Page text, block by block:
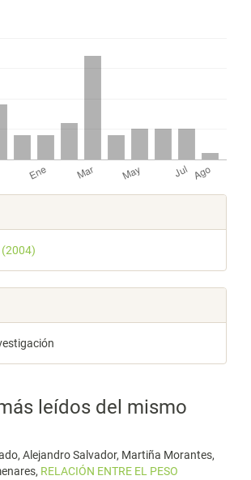
leídos del mismo
Alejandro Salvador, Martiña Morantes,
RELACIÓN ENTRE EL PESO